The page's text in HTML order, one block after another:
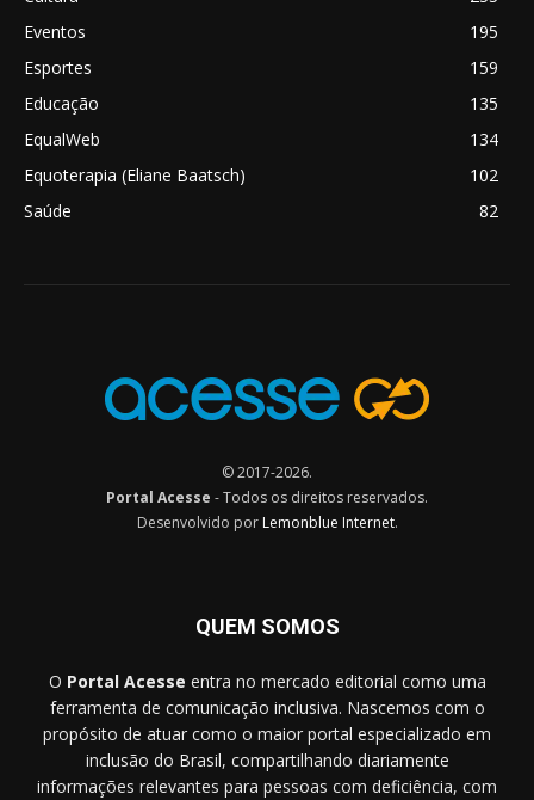
Eventos
195
Esportes
159
Educação
135
EqualWeb
134
Equoterapia (Eliane Baatsch)
102
Saúde
82
© 2017-2026.
Portal Acesse - Todos os direitos reservados.
Desenvolvido por Lemonblue Internet.
QUEM SOMOS
O Portal Acesse entra no mercado editorial como uma
ferramenta de comunicação inclusiva. Nascemos com o
propósito de atuar como o maior portal especializado em
inclusão do Brasil, compartilhando diariamente
informações relevantes para pessoas com deficiência, com